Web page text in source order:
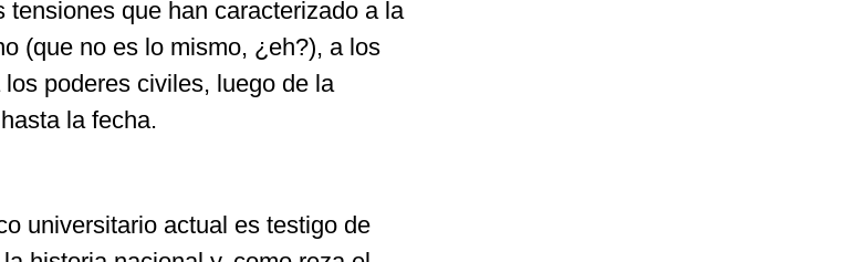
que han caracterizado a la
(que no es lo mismo, ¿eh?), a los
poderes civiles, luego de la
la fecha.
universitario actual es testigo de